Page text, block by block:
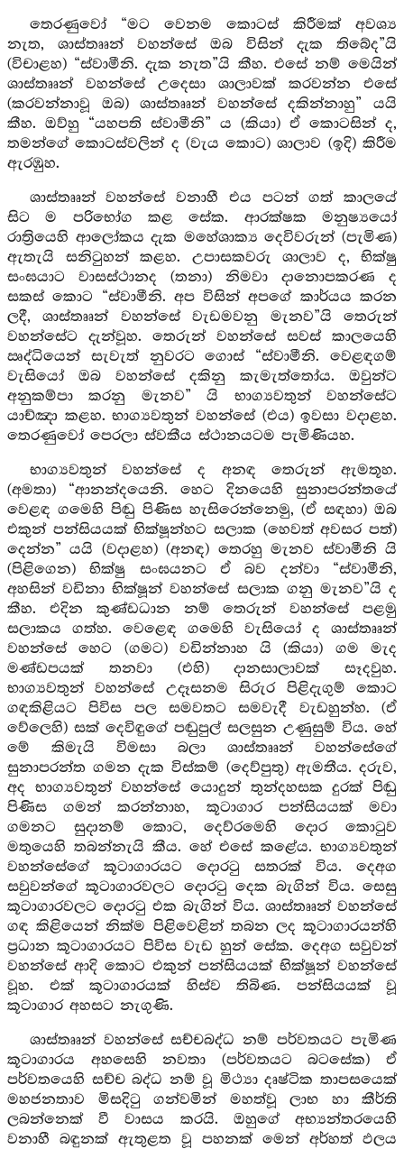
තෙරණුවෝ “මට වෙනම කොටස් කිරීමක් අවශ්‍ය
නැත, ශාස්තෲන් වහන්සේ ඔබ විසින් දැක තිබේද”යි
(විචාළහ) “ස්වාමීනි. දැක නැත”යි කීහ. එසේ නම් මෙයින්
ශාස්තෲන් වහන්සේ උදෙසා ශාලාවක් කරවන්න එසේ
(කරවන්නාවූ ඔබ) ශාස්තෲන් වහන්සේ දකින්නාහු” යයි
කීහ. ඔව්හු “යහපති ස්වාමීනි” ය (කියා) ඒ කොටසින් ද,
තමන්ගේ කොටස්වලින් ද (වැය කොට) ශාලාව (ඉදි) කිරීම
ඇරඹුහ.
ශාස්තෲන් වහන්සේ වනාහී එය පටන් ගත් කාලයේ
සිට ම පරිභෝග කළ සේක. ආරක්ෂක මනුෂ්‍යයෝ
රාත්‍රියෙහි ආලෝකය දැක මහේශාක්‍ය දෙවිවරුන් (පැමිණ)
ඇතැයි සනිටුහන් කළහ. උපාසකවරු ශාලාව ද, භික්ෂු
සංඝයාට වාසස්ථානද (තනා) නිමවා දානොපකරණ ද
සකස් කොට “ස්වාමීනි. අප විසින් අපගේ කාර්යය කරන
ලදී, ශාස්තෲන් වහන්සේ වැඩමවනු මැනව”යි තෙරුන්
වහන්සේට දැන්වූහ. තෙරුන් වහන්සේ සවස් කාලයෙහි
ඍද්ධියෙන් සැවැත් නුවරට ගොස් “ස්වාමීනි. වෙළඳගම්
වැසියෝ ඔබ වහන්සේ දකිනු කැමැත්තෝය. ඔවුන්ට
අනුකම්පා කරනු මැනව” යි භාග්‍යවතුන් වහන්සේට
යාච්ඤා කළහ. භාග්‍යවතුන් වහන්සේ (එය) ඉවසා වදාළහ.
තෙරණුවෝ පෙරලා ස්වකීය ස්ථානයටම පැමිණියහ.
භාග්‍යවතුන් වහන්සේ ද අනඳ තෙරුන් ඇමතූහ.
(අමතා) “ආනන්දයෙනි. හෙට දිනයෙහි සුනාපරන්තයේ
වෙළඳ ගමෙහි පිඬු පිණිස හැසිරෙන්නෙමු, (ඒ සඳහා) ඔබ
එකුන් පන්සියයක් භික්ෂූන්හට සලාක (හෙවත් අවසර පත්)
දෙන්න” යයි (වදාළහ) (අනඳ) තෙරහු මැනව ස්වාමීනි යි
(පිළිගෙන) භික්ෂු සංඝයනට ඒ බව දන්වා “ස්වාමීනි,
අහසින් වඩිනා භික්ෂූන් වහන්සේ සලාක ගනු මැනව”යි ද
කීහ. එදින කුණ්ඩධාන නම් තෙරුන් වහන්සේ පළමු
සලාකය ගත්හ. වෙළෙඳ ගමෙහි වැසියෝ ද ශාස්තෲන්
වහන්සේ හෙට (ගමට) වඩින්නාහ යි (කියා) ගම මැද
මණ්ඩපයක් තනවා (එහි) දානසාලාවක් සෑදවුහ.
භාග්‍යවතුන් වහන්සේ උදෑසනම සිරුර පිළිදැගුම් කොට
ගඳකිළියට පිවිස පල සමවතට සමවැදී වැඩහුන්හ. (ඒ
වේලෙහි) සක් දෙවිඳුගේ පඬුපුල් සලසුන උණුසුම් විය. හේ
මේ කිමැයි විමසා බලා ශාස්තෲන් වහන්සේගේ
සුනාපරන්ත ගමන දැක විස්කම් (දෙව්පුතු) ඇමතීය. දරුව,
අද භාග්‍යවතුන් වහන්සේ යොදුන් තුන්දහසක දුරක් පිඬු
පිණිස ගමන් කරන්නාහ, කූටාගාර පන්සියයක් මවා
ගමනට සුදානම් කොට, දෙව්රමෙහි දොර කොටුව
මතුයෙහි තබන්නැයි කීය. හේ එසේ කළේය. භාග්‍යවතුන්
වහන්සේගේ කූටාගාරයට දොරටු සතරක් විය. දෙඅග
සවුවන්ගේ කූටාගාරවලට දොරටු දෙක බැගින් විය. සෙසු
කූටාගාරවලට දොරටු එක බැගින් විය. ශාස්තෲන් වහන්සේ
ගඳ කිළියෙන් නික්ම පිළිවෙළින් තබන ලද කූටාගාරයන්හි
ප්‍රධාන කූටාගාරයට පිවිස වැඩ හුන් සේක. දෙඅග සවුවන්
වහන්සේ ආදි කොට එකුන් පන්සියයක් භික්ෂූන් වහන්සේ
වූහ. එක් කූටාගාරයක් හිස්ව තිබිණ. පන්සියයක් වූ
කූටාගාර අහසට නැගුණි.
ශාස්තෲන් වහන්සේ සච්චබද්ධ නම් පර්වතයට පැමිණ
කූටාගාරය අහසෙහි නවතා (පර්වතයට බටසේක) ඒ
පර්වතයෙහි සච්ච බද්ධ නම් වූ මිථ්‍යා දෘෂ්ටික තාපසයෙක්
මහජනතාව මිසදිටු ගන්වමින් මහත්වූ ලාභ හා කීර්ති
ලබන්නෙක් වී වාසය කරයි. ඔහුගේ අභ්‍යන්තරයෙහි
වනාහී බඳුනක් ඇතුළත වූ පහනක් මෙන් අර්හත් ඵලය